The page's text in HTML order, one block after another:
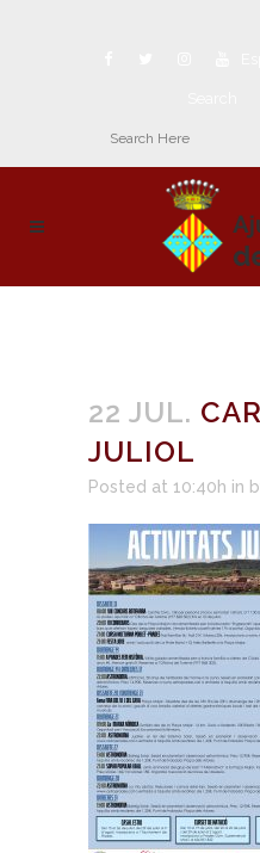
22 JUL.
JULIOL
Posted at 10:40h in